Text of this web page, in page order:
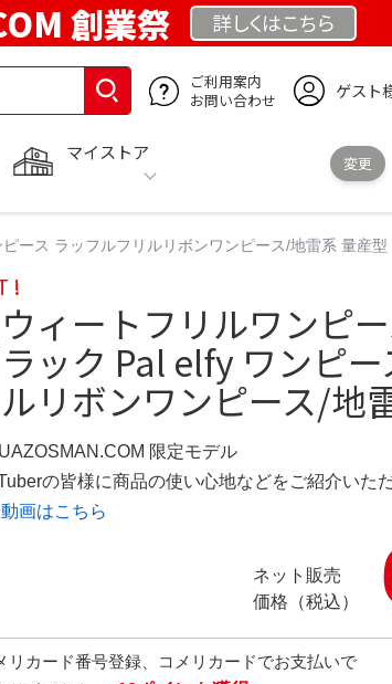
創業祭 詳しくはこちら
ご利用案内
お問い合わせ
ゲスト
マイストア
変更
ス ラッフルフリルリボンワンピース/地雷系 量産型
!
ィートフリルワン
ック Pal elfy ワンピ
リボンワンピース/地
限定モデル
の皆様に商品の使い心地などをご紹介いた
画はこちら
ネット販売
価格（税込）
リカード番号登録、コメリカードでお支払いで